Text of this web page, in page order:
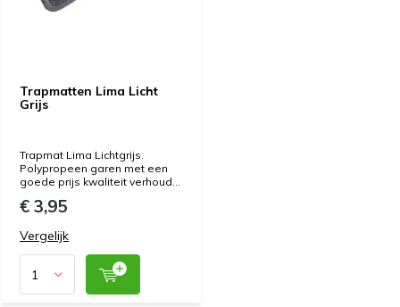
Trapmatten Lima Licht
Grijs
Trapmat Lima Lichtgrijs.
Polypropeen garen met een
goede prijs kwaliteit verhoud...
€ 3,95
Vergelijk